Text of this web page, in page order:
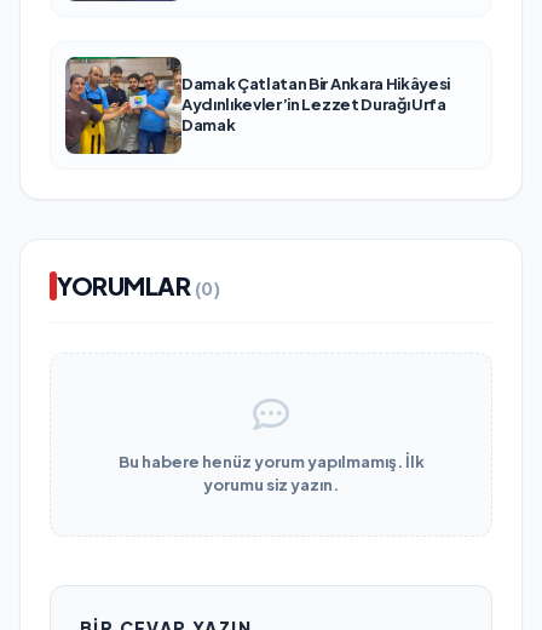
Damak Çatlatan Bir Ankara Hikâyesi
Aydınlıkevler’in Lezzet Durağı Urfa
Damak
YORUMLAR (0)
Bu habere henüz yorum yapılmamış. İlk
yorumu siz yazın.